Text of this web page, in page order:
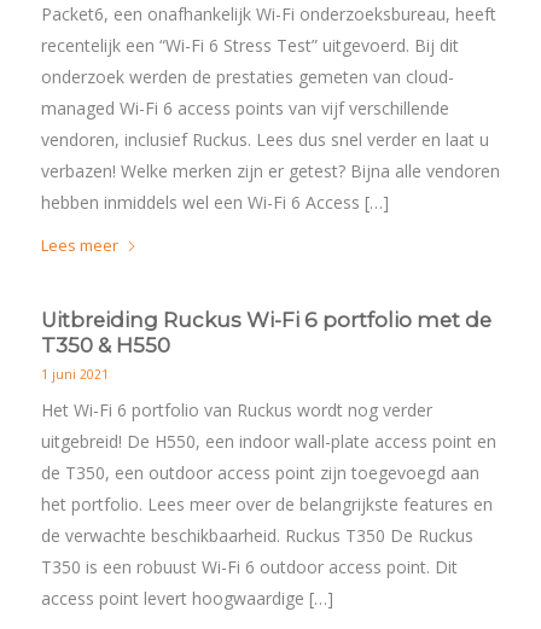
Packet6, een onafhankelijk Wi-Fi onderzoeksbureau, heeft
recentelijk een “Wi-Fi 6 Stress Test” uitgevoerd. Bij dit
onderzoek werden de prestaties gemeten van cloud-
managed Wi-Fi 6 access points van vijf verschillende
vendoren, inclusief Ruckus. Lees dus snel verder en laat u
verbazen! Welke merken zijn er getest? Bijna alle vendoren
hebben inmiddels wel een Wi-Fi 6 Access […]
Lees meer
Uitbreiding Ruckus Wi-Fi 6 portfolio met de
T350 & H550
1 juni 2021
Het Wi-Fi 6 portfolio van Ruckus wordt nog verder
uitgebreid! De H550, een indoor wall-plate access point en
de T350, een outdoor access point zijn toegevoegd aan
het portfolio. Lees meer over de belangrijkste features en
de verwachte beschikbaarheid. Ruckus T350 De Ruckus
T350 is een robuust Wi-Fi 6 outdoor access point. Dit
access point levert hoogwaardige […]